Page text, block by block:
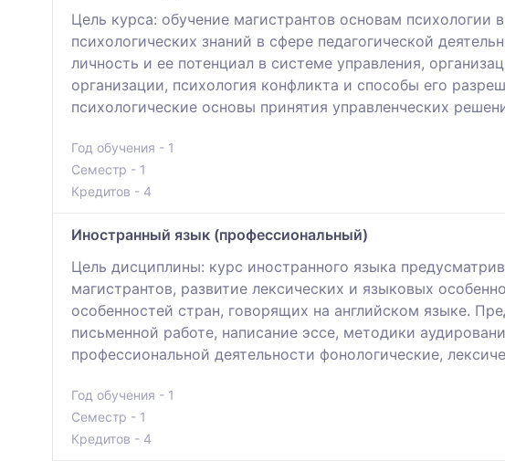
Цель курса: обучение магистрантов основам
психологических знаний в сфере педагогической
личность и ее потенциал в системе управления,
организации, психология конфликта и способы его
психологические основы принятия управленческих
Год обучения - 1
Семестр - 1
Кредитов - 4
Иностранный язык (профессиональный)
Цель дисциплины: курс иностранного языка
магистрантов, развитие лексических и языковых
особенностей стран, говорящих на английском языке.
письменной работе, написание эссе, методики
профессиональной деятельности фонологические,
Год обучения - 1
Семестр - 1
Кредитов - 4